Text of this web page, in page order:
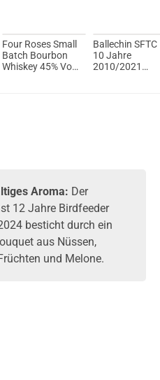
Four Roses Small
Batch Bourbon
Whiskey 45% Vol.
Ballechin SFTC
10 Jahre
2010/2021
Aroma: Der
12 Jahre Birdfeeder
besticht durch ein
aus Nüssen,
und Melone.